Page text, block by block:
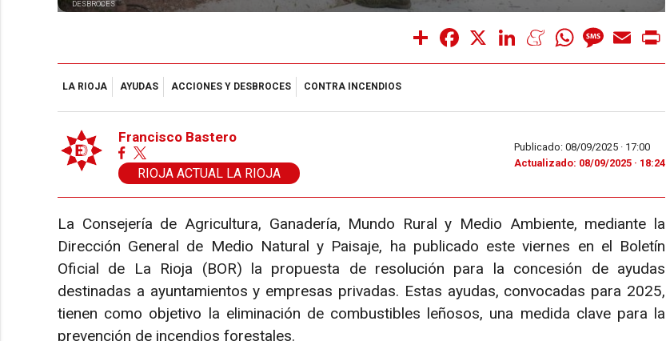
DESBROCES
Share Facebook LinkedInMeneameWhatsAppMessage
Email
LA RIOJA AYUDAS ACCIONES Y DESBROCES CONTRA INCENDIOS
Francisco Bastero
RIOJA ACTUAL LA RIOJA
Publicado: 08/09/2025 · 17:00
Actualizado: 08/09/2025 · 18:24
La Consejería de Agricultura, Ganadería, Mundo Rural y Medio Ambiente, mediante la
Dirección General de Medio Natural y Paisaje, ha publicado este viernes en el Boletín
Oficial de La Rioja (BOR) la propuesta de resolución para la concesión de ayudas
destinadas a ayuntamientos y empresas privadas. Estas ayudas, convocadas para 2025,
tienen como objetivo la eliminación de combustibles leñosos, una medida clave para la
prevención de incendios forestales.